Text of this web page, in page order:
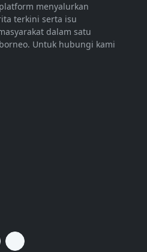
menyalurkan
terkini serta isu
dalam satu
Untuk hubungi kami